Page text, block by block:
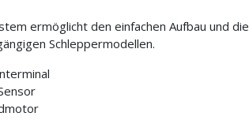
ermöglicht den einfachen Aufbau und die
Schleppermodellen.